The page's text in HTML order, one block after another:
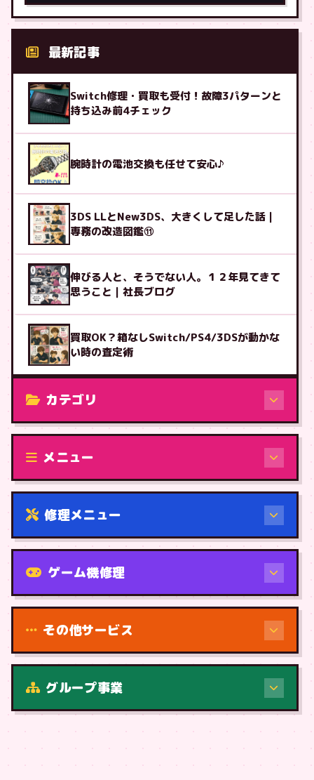
最新記事
Switch修理・買取も受付！故障3パターンと
持ち込み前4チェック
腕時計の電池交換も任せて安心♪
3DS LLとNew3DS、大きくして足した話｜
専務の改造図鑑⑪
伸びる人と、そうでない人。１２年見てきて
思うこと｜社長ブログ
買取OK？箱なしSwitch/PS4/3DSが動かな
い時の査定術
カテゴリ
修理（機種から）
メニュー
修理メニュー
機種から
ゲーム機修理
その他サービス
グループ事業